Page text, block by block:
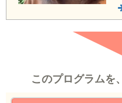
このプログラムを